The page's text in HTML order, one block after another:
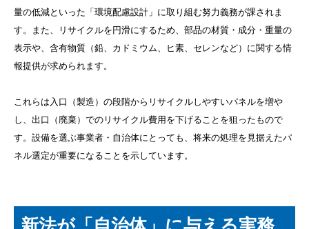
量の低減といった「環境配慮設計」に取り組む努力義務が課されま
す。また、リサイクルを円滑にするため、部品の材質・成分・重量の
表示や、含有物質（鉛、カドミウム、ヒ素、セレンなど）に関する情
報提供が求められます。
これらは入口（製造）の段階からリサイクルしやすいパネルを増や
し、出口（廃棄）でのリサイクル費用を下げることを狙ったもので
す。設備を選ぶ事業者・自治体にとっても、将来の処理を見据えたパ
ネル選定が重要になることを示しています。